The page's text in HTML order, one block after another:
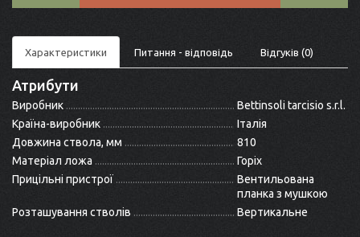
Характеристики Питання - відповідь Відгуків (0)
Атрибути
Виробник
Bettinsoli tarcisio s.r.l.
Країна-виробник
Італія
Довжина ствола, мм
810
Матеріал ложа
Горіх
Прицільні пристрої
Вентильована
планка з мушкою
Розташування стволів
Вертикальне